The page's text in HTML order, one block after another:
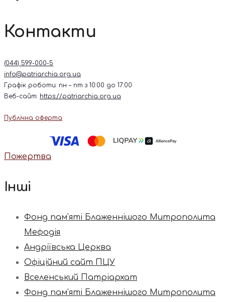
Контакти
(044) 599-000-5
info@patriarchia.org.ua
Графік роботи: пн – пт з 10:00 до 17:00
Веб-сайт: https://patriarchia.org.ua
Публічна оферта
Пожертва
Інші
Фонд пам’яті Блаженнішого Митрополита
Мефодія
Андріївська Церква
Офіційний сайт ПЦУ
Вселенський Патріархат
Фонд пам’яті Блаженнішого Митрополита